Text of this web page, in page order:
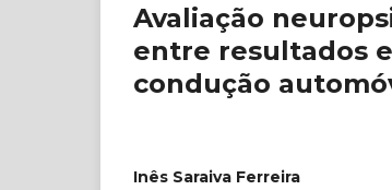
Avaliação
entre resultados
condução
Inês Saraiva Ferreira